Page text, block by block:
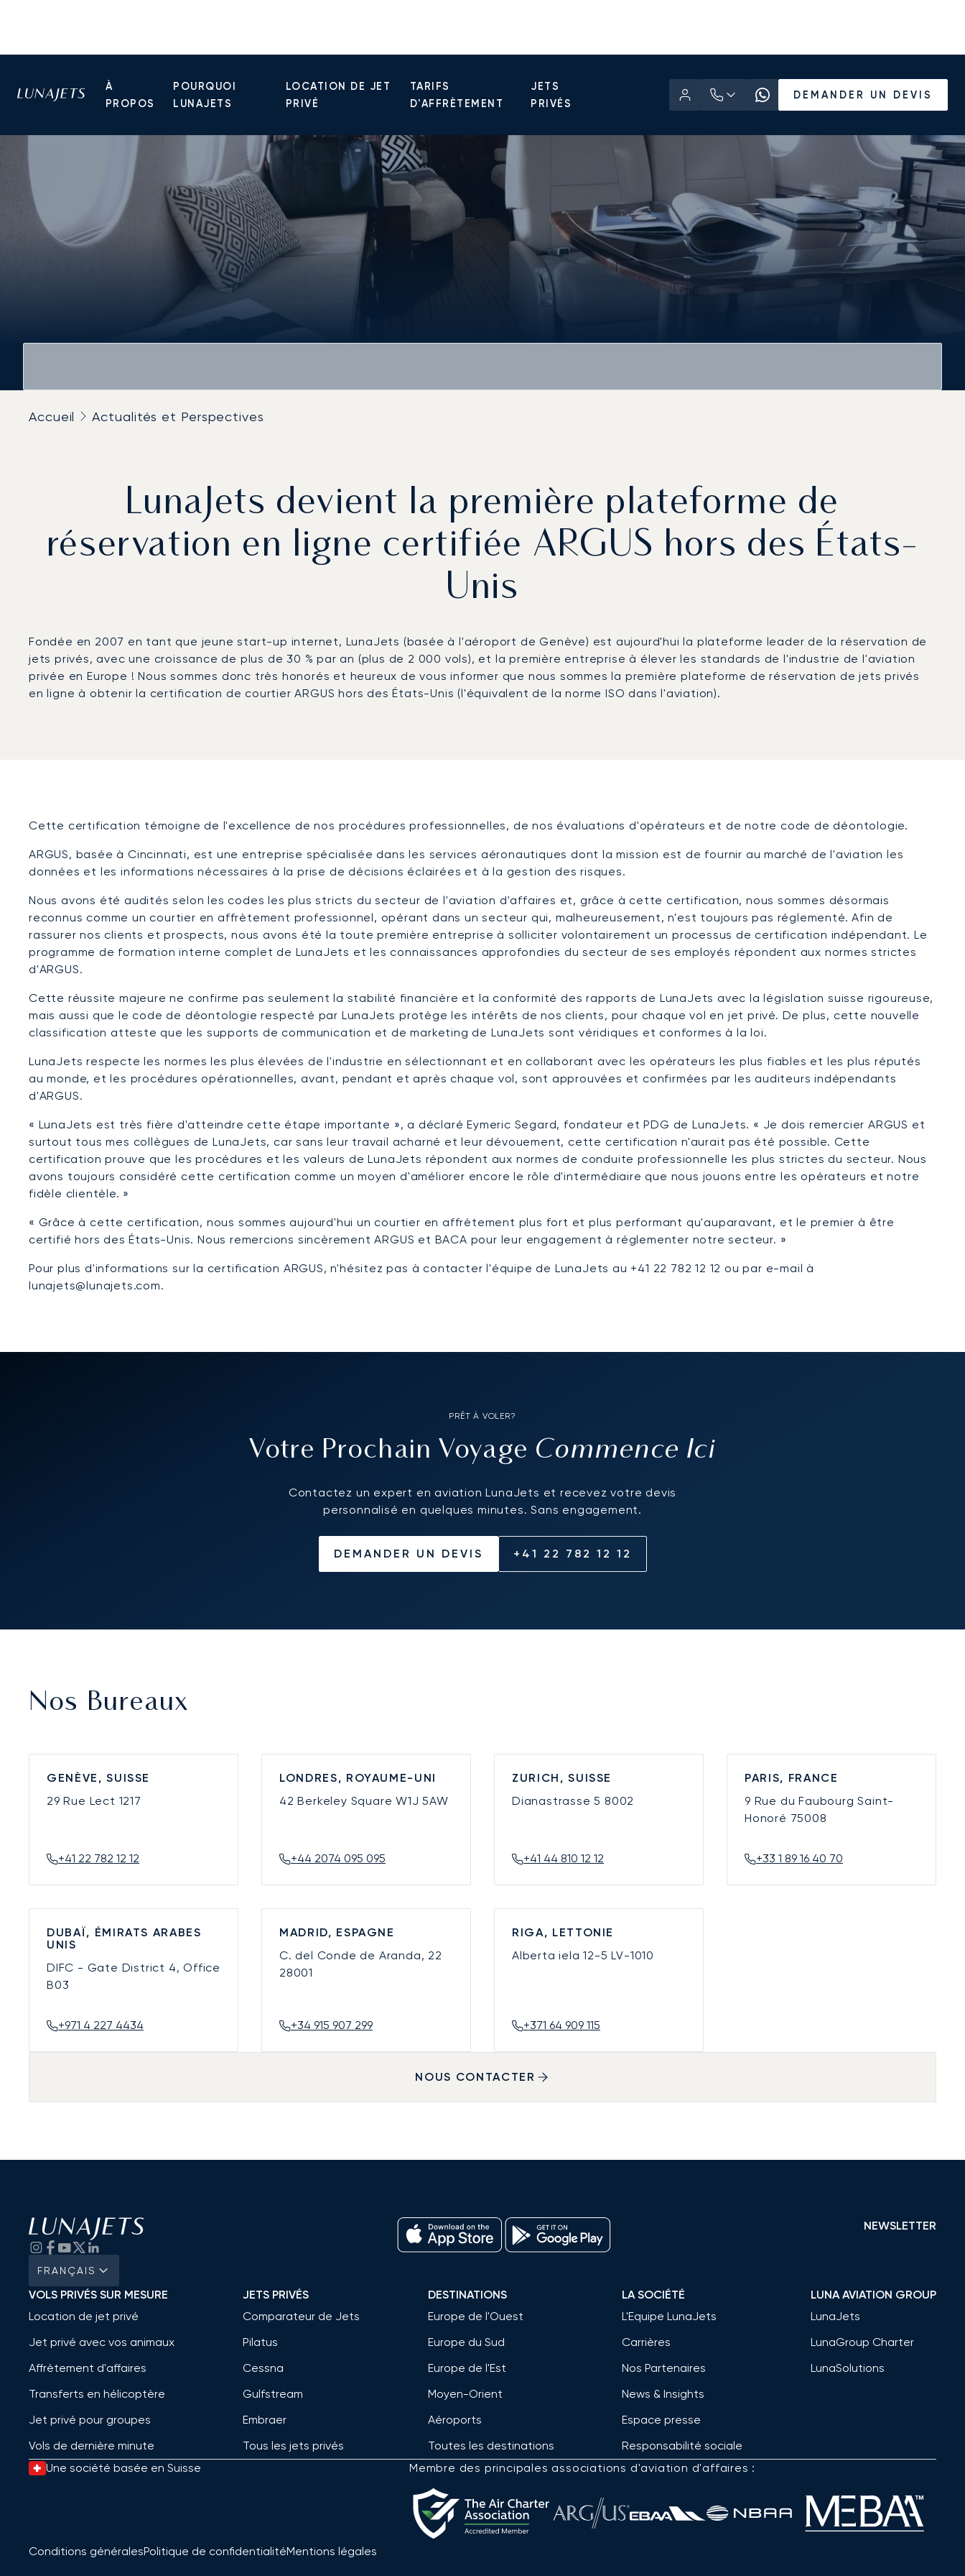
À
PROPOS
POURQUOI
LUNAJETS
LOCATION DE JET
PRIVÉ
TARIFS
D'AFFRÈTEMENT
JETS
PRIVÉS
DEMANDER UN DEVIS
Accueil Actualités et Perspectives
LunaJets devient la première plateforme de
réservation en ligne certifiée ARGUS hors des États-
Unis
Fondée en 2007 en tant que jeune start-up internet, LunaJets (basée à l'aéroport de Genève) est aujourd'hui la plateforme leader de la réservation de
jets privés, avec une croissance de plus de 30 % par an (plus de 2 000 vols), et la première entreprise à élever les standards de l'industrie de l'aviation
privée en Europe ! Nous sommes donc très honorés et heureux de vous informer que nous sommes la première plateforme de réservation de jets privés
en ligne à obtenir la certification de courtier ARGUS hors des États-Unis (l'équivalent de la norme ISO dans l'aviation).
Cette certification témoigne de l'excellence de nos procédures professionnelles, de nos évaluations d'opérateurs et de notre code de déontologie.
ARGUS, basée à Cincinnati, est une entreprise spécialisée dans les services aéronautiques dont la mission est de fournir au marché de l'aviation les
données et les informations nécessaires à la prise de décisions éclairées et à la gestion des risques.
Nous avons été audités selon les codes les plus stricts du secteur de l'aviation d'affaires et, grâce à cette certification, nous sommes désormais
reconnus comme un courtier en affrètement professionnel, opérant dans un secteur qui, malheureusement, n'est toujours pas réglementé. Afin de
rassurer nos clients et prospects, nous avons été la toute première entreprise à solliciter volontairement un processus de certification indépendant. Le
programme de formation interne complet de LunaJets et les connaissances approfondies du secteur de ses employés répondent aux normes strictes
d'ARGUS.
Cette réussite majeure ne confirme pas seulement la stabilité financière et la conformité des rapports de LunaJets avec la législation suisse rigoureuse,
mais aussi que le code de déontologie respecté par LunaJets protège les intérêts de nos clients, pour chaque vol en jet privé. De plus, cette nouvelle
classification atteste que les supports de communication et de marketing de LunaJets sont véridiques et conformes à la loi.
LunaJets respecte les normes les plus élevées de l'industrie en sélectionnant et en collaborant avec les opérateurs les plus fiables et les plus réputés
au monde, et les procédures opérationnelles, avant, pendant et après chaque vol, sont approuvées et confirmées par les auditeurs indépendants
d'ARGUS.
« LunaJets est très fière d'atteindre cette étape importante », a déclaré Eymeric Segard, fondateur et PDG de LunaJets. « Je dois remercier ARGUS et
surtout tous mes collègues de LunaJets, car sans leur travail acharné et leur dévouement, cette certification n'aurait pas été possible. Cette
certification prouve que les procédures et les valeurs de LunaJets répondent aux normes de conduite professionnelle les plus strictes du secteur. Nous
avons toujours considéré cette certification comme un moyen d'améliorer encore le rôle d'intermédiaire que nous jouons entre les opérateurs et notre
fidèle clientèle. »
« Grâce à cette certification, nous sommes aujourd'hui un courtier en affrètement plus fort et plus performant qu'auparavant, et le premier à être
certifié hors des États-Unis. Nous remercions sincèrement ARGUS et BACA pour leur engagement à réglementer notre secteur. »
Pour plus d'informations sur la certification ARGUS, n'hésitez pas à contacter l'équipe de LunaJets au +41 22 782 12 12 ou par e-mail à
lunajets@lunajets.com.
PRÊT À VOLER?
Votre Prochain Voyage Commence Ici
Contactez un expert en aviation LunaJets et recevez votre devis
personnalisé en quelques minutes. Sans engagement.
DEMANDER UN DEVIS +41 22 782 12 12
Nos Bureaux
GENÈVE, SUISSE
29 Rue Lect 1217
+41 22 782 12 12
LONDRES, ROYAUME-UNI
42 Berkeley SquareW1J 5AW
+44 2074 095 095
ZURICH, SUISSE
Dianastrasse 5 8002
+41 44 810 12 12
PARIS, FRANCE
9 Rue du Faubourg Saint-
Honoré 75008
+33 1 89 16 40 70
DUBAÏ, ÉMIRATS ARABES
UNIS
DIFC - Gate District 4, Office
B03
+971 4 227 4434
MADRID, ESPAGNE
C. del Conde de Aranda, 22
28001
+34 915 907 299
RIGA, LETTONIE
Alberta iela 12-5LV-1010
+371 64 909 115
NOUS CONTACTER
FRANÇAIS
NEWSLETTER
VOLS PRIVÉS SUR MESURE
Location de jet privé
Jet privé avec vos animaux
Affrètement d'affaires
Transferts en hélicoptère
Jet privé pour groupes
Vols de dernière minute
JETS PRIVÉS
Comparateur de Jets
Pilatus
Cessna
Gulfstream
Embraer
Tous les jets privés
DESTINATIONS
Europe de l'Ouest
Europe du Sud
Europe de l'Est
Moyen-Orient
Aéroports
Toutes les destinations
LA SOCIÉTÉ
L'Equipe LunaJets
Carrières
Nos Partenaires
News & Insights
Espace presse
Responsabilité sociale
LUNA AVIATION GROUP
LunaJets
LunaGroup Charter
LunaSolutions
Une société basée en Suisse Membre des principales associations d'aviation d'affaires :
Conditions généralesPolitique de confidentialitéMentions légales